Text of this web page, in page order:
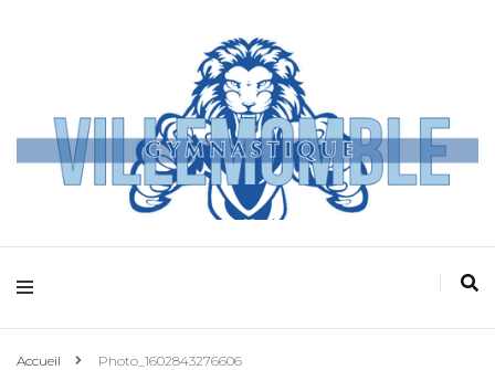
Villemomble
Gymnastique
Accueil Photo_1602843276606